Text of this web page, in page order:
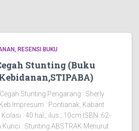
RESENSI BUKU
Stunting (Buku
Stunting Pengarang : Sherly
Impresum : Pontianak, Kabant
: 40 hal.; ilus.; 10cm ISBN :62-
: Stunting ABSTRAK Menurut